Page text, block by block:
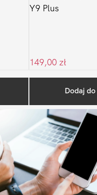
Y9 Plus
149,00 zł
Dodaj
Sidebar